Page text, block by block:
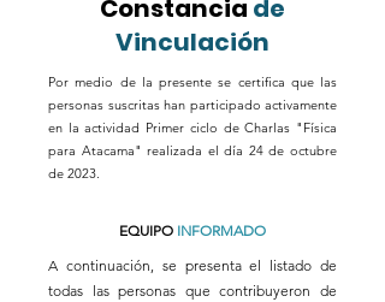
Constancia de
Vinculación
Por medio de la presente se certifica que las
personas suscritas han participado activamente
en la actividad Primer ciclo de Charlas "Física
para Atacama" realizada el día 24 de octubre
de 2023.
EQUIPO INFORMADO
A continuación, se presenta el listado de
todas las personas que contribuyeron de